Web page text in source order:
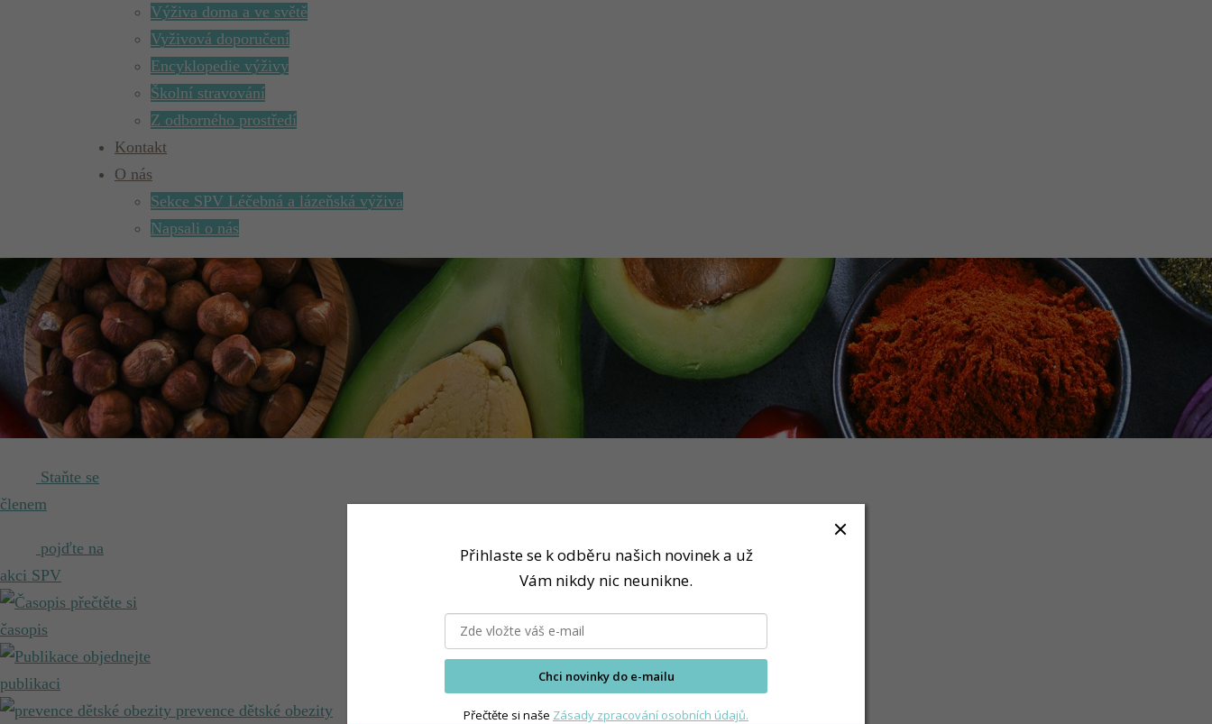
Výživa doma a ve světě
Vyživová doporučení
Encyklopedie výživy
Školní stravování
Z odborného prostředí
Kontakt
O nás
Sekce SPV Léčebná a lázeňská výživa
Napsali o nás
Staňte se
členem
pojďte na
akci SPV
přečtěte si
časopis
objednejte
publikaci
prevence dětské obezity
Přihlaste se k odběru našich novinek a už
Vám nikdy nic neunikne.
Chci novinky do e-mailu
Přečtěte si naše Zásady zpracování osobních údajů.